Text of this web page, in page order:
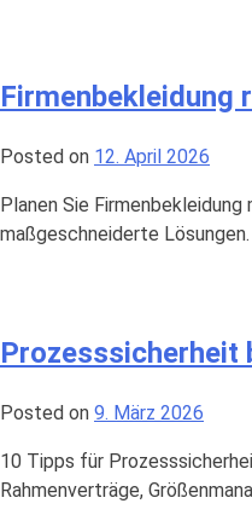
Firmenbekleidung
Posted on 12. April 2026
Planen Sie
maßgeschneiderte Lösungen.
Prozesssicherheit
Posted on 9. März 2026
10 Tipps für
Rahmenverträge,